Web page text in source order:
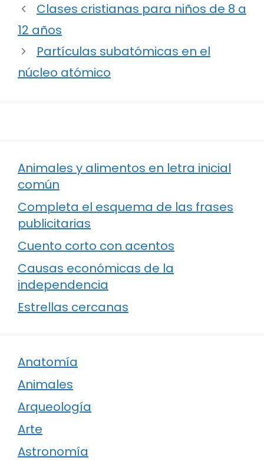
Clases cristianas para niños de 8 a
12 años
Partículas subatómicas en el
núcleo atómico
Animales y alimentos en letra inicial
común
Completa el esquema de las frases
publicitarias
Cuento corto con acentos
Causas económicas de la
independencia
Estrellas cercanas
Anatomía
Animales
Arqueología
Arte
Astronomía